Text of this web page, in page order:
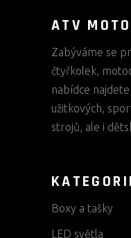
ATV
Zabýváme se
čtyřkolek,
nabídce
užitkových,
strojů, ale i
Boxy a tašky
LED světla